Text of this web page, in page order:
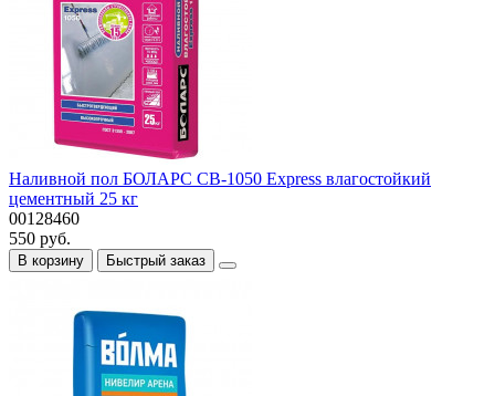
Наливной пол БОЛАРС СВ-1050 Express влагостойкий
цементный 25 кг
00128460
550 руб.
В корзину Быстрый заказ